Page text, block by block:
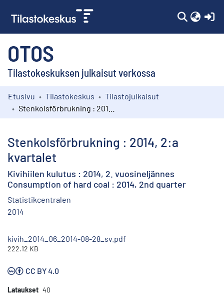
OTOS
Tilastokeskuksen julkaisut verkossa
Kokoelmat
Etusivu Tilastokeskus
Tilastojulkaisut
Stenkolsförbrukning : 2014, 2:a
kvartalet
Kivihiilen kulutus : 2014, 2. vuosineljännes
Consumption of hard coal : 2014, 2nd quarter
Statistikcentralen
2014
kivih_2014_06_2014-08-28_sv.pdf
222.12 KB
CC BY 4.0
Lataukset 40